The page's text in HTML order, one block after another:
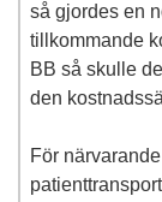
så gjordes en
tillkommande
BB så skulle
den
För